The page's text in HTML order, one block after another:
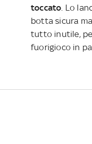
toccato . Lo
botta sicura
tutto inutile,
fuorigioco in